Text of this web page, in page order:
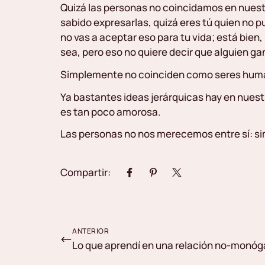
Quizá las personas no coincidamos en
sabido expresarlas, quizá eres tú quien no
no vas a aceptar eso para tu vida; está
sea, pero eso no quiere decir que alguien
Simplemente no coinciden como seres
Ya bastantes ideas jerárquicas hay en
es tan poco amorosa.
Las personas no nos merecemos entre sí:
Compartir:
ANTERIOR
Lo que aprendí en una relación no-